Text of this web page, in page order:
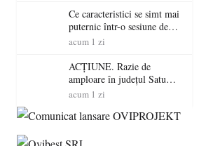
Ce caracteristici se simt mai
puternic într-o sesiune de
distracție la sloturi online:
RTP?
acum 1 zi
ACȚIUNE. Razie de
amploare în județul Satu
Mare! Polițiștii au dat sute
șoferi fără permis într-o
acum 1 zi